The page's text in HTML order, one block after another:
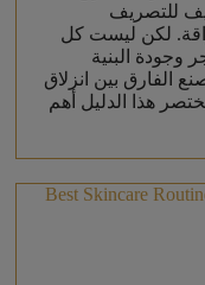
للتصريف
لكن ليست كل
وجودة البنية
الفارق بين انزلاق
هذا الدليل أهم